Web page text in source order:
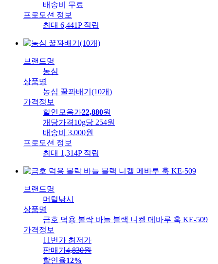
배송비
무료
프로모션 정보
최대 6,441P 적립
브랜드명
농심
상품명
농심 꿀꽈배기(10개)
가격정보
할인모음가22,880원
개당가격10g당 254원
배송비
3,000원
프로모션 정보
최대 1,314P 적립
브랜드명
머털낚시
상품명
금호 덕용 볼락 바늘 블랙 니켈 메바루 훅 KE-509
가격정보
11번가 최저가
판매가4,830원
할인율12%